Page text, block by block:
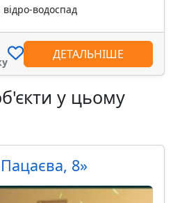
водоспад
ДЕТАЛЬНІШЕ
у цьому
8»